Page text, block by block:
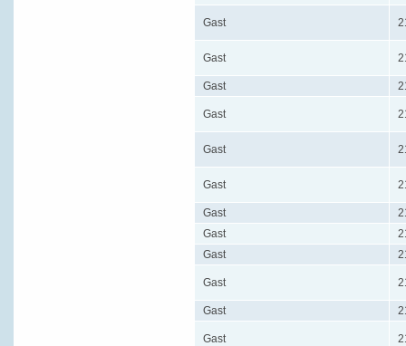
Gast
Gast
Gast
Gast
Gast
Gast
Gast
Gast
Gast
Gast
Gast
Gast